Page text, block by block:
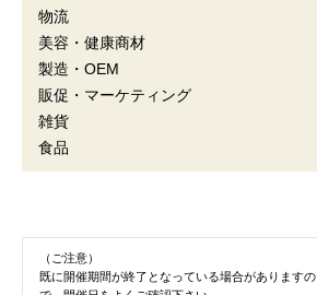
物流
美容・健康商材
製造・OEM
販促・マーケティング
雑貨
食品
（ご注意）
既に開催期間が終了となっている場合がありますの